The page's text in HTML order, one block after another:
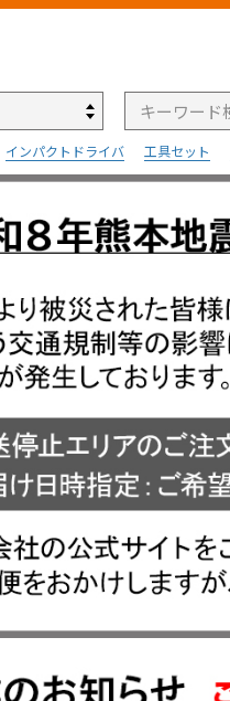
インパクトドライバ 工具セット